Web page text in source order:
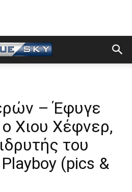
– Έφυγε
Χιου Χέφνερ,
του
(pics &